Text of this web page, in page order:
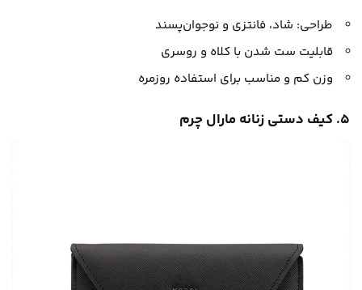
طراحی: شاد، فانتزی و نوجوان‌پسند
قابلیت ست شدن با کلاه و روسری
وزن کم و مناسب برای استفاده روزمره
۵. کیف دستی زنانه مارال چرم